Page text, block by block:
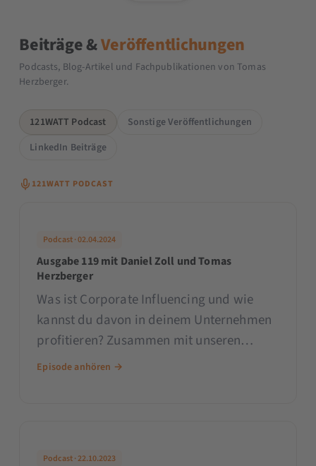
Beiträge &Veröffentlichungen
Podcasts, Blog-Artikel und Fachpublikationen von Tomas
Herzberger.
121WATT Podcast
Sonstige Veröffentlichungen
LinkedIn Beiträge
121WATT PODCAST
Podcast · 02.04.2024
Ausgabe 119 mit Daniel Zoll und Tomas
Herzberger
Was ist Corporate Influencing und wie
kannst du davon in deinem Unternehmen
profitieren? Zusammen mit unseren
Gästen Daniel Zoll und Tomas Herzberger
Episode anhören →
Podcast · 22.10.2023